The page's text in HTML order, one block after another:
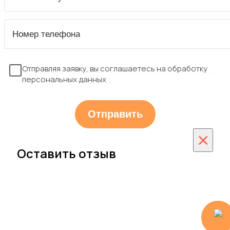
Отправляя заявку, вы соглашаетесь на обработку
персональных данных
×
Оставить отзыв